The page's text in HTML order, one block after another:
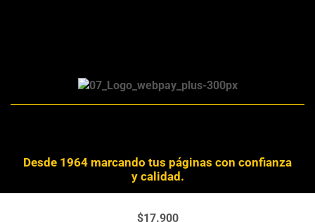
$17.900
Desde 1964 marcando tus páginas con confianza
y calidad.